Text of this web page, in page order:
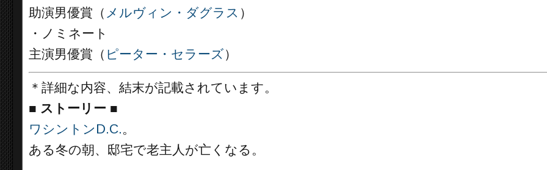
助演男優賞（ メルヴィン・ダグラス ）
・ノミネート
主演男優賞（ ピーター・セラーズ）
＊詳細な内容、結末が記載されています。
■ ストーリー ■
ワシントンD.C.。
ある冬の朝、邸宅で老主人が亡くなる。